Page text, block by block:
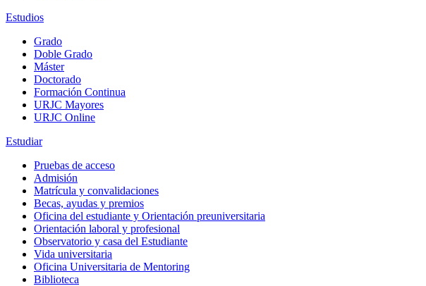
Estudios
Grado
Doble Grado
Máster
Doctorado
Formación Continua
URJC Mayores
URJC Online
Estudiar
Pruebas de acceso
Admisión
Matrícula y convalidaciones
Becas, ayudas y premios
Oficina del estudiante y Orientación preuniversitaria
Orientación laboral y profesional
Observatorio y casa del Estudiante
Vida universitaria
Oficina Universitaria de Mentoring
Biblioteca